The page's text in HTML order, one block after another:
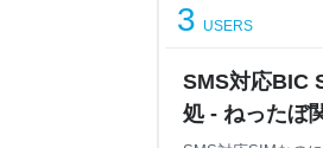
SMS対応BIC
処 - ねったぼ
3 USERS